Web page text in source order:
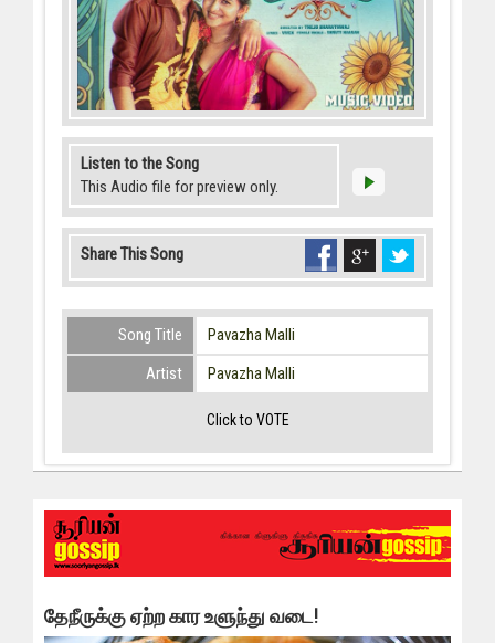
Listen to the Song
This Audio file for preview only.
Share This Song
Song Title
Pavazha Malli
Artist
Pavazha Malli
Click to VOTE
தேநீருக்கு ஏற்ற கார உளுந்து வடை!